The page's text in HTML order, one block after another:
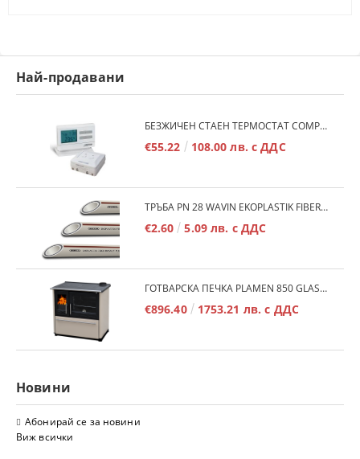
Най-продавани
БЕЗЖИЧЕН СТАЕН ТЕРМОСТАТ COMPUTHERM Q7RF
€55.22 108.00 лв. с ДДС
ТРЪБА PN 28 WAVIN EKOPLASTIK FIBER BASALT PLUS - 3М/БР.
€2.60 5.09 лв. с ДДС
ГОТВАРСКА ПЕЧКА PLAMEN 850 GLAS 11KW
€896.40 1753.21 лв. с ДДС
Новини
Абонирай се за новини
Виж всички